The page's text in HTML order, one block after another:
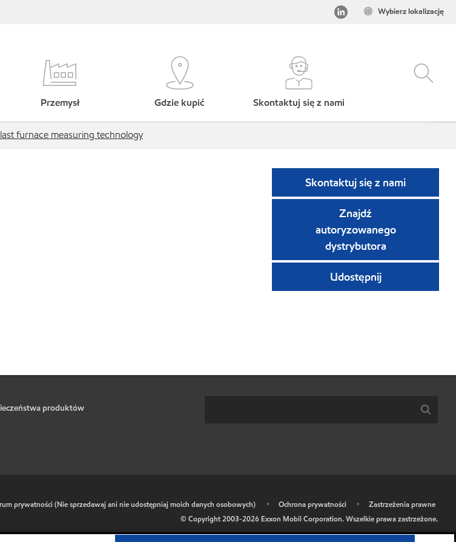
Wybierz lokalizację
Przemysł Gdzie kupić Skontaktuj się z nami
furnace measuring technology
Skontaktuj się z nami
Znajdź
autoryzowanego
dystrybutora
Udostępnij
produktów
prywatności (Nie sprzedawaj ani nie udostępniaj moich danych osobowych) • Ochrona prywatności •
Zastrzeżenia prawne
© Copyright 2003-2026 Exxon Mobil Corporation. Wszelkie prawa zastrzeżone.